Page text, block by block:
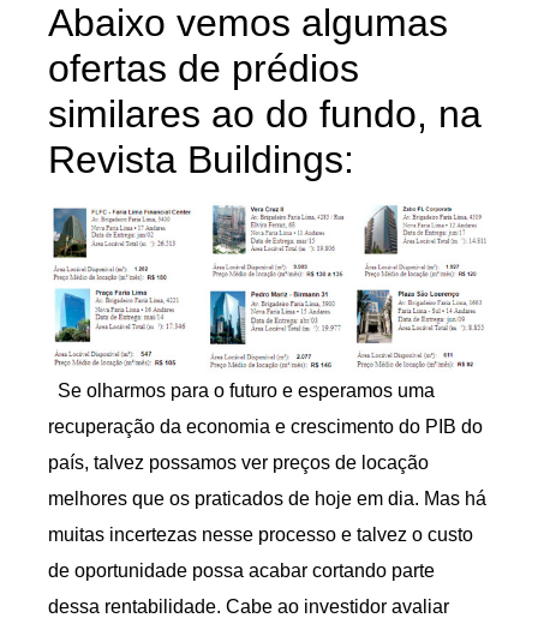
Abaixo vemos algumas
ofertas de prédios
similares ao do fundo, na
Revista Buildings:
Se olharmos para o futuro e esperamos uma
recuperação da economia e crescimento do PIB do
país, talvez possamos ver preços de locação
melhores que os praticados de hoje em dia. Mas há
muitas incertezas nesse processo e talvez o custo
de oportunidade possa acabar cortando parte
dessa rentabilidade. Cabe ao investidor avaliar